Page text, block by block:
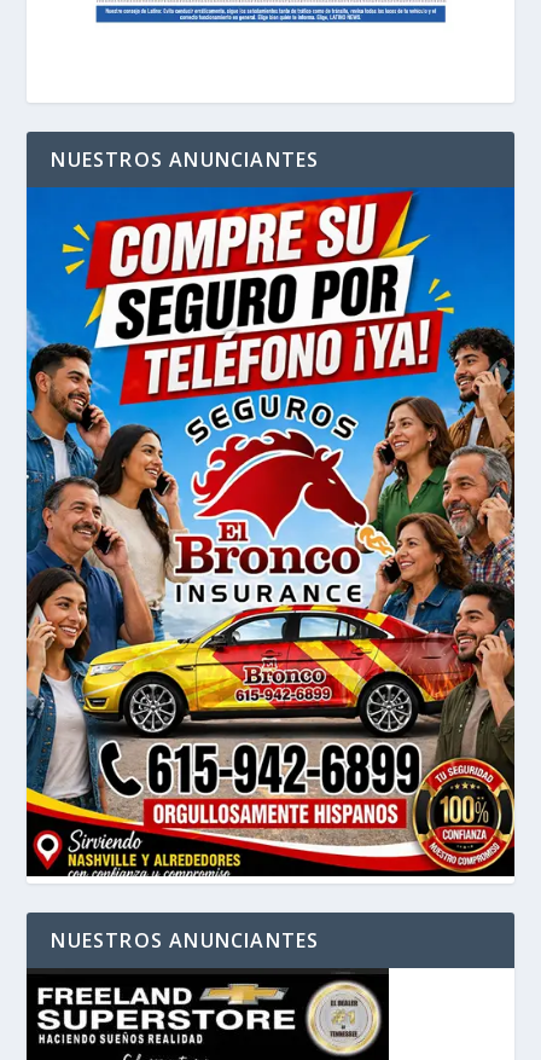
NUESTROS ANUNCIANTES
NUESTROS ANUNCIANTES